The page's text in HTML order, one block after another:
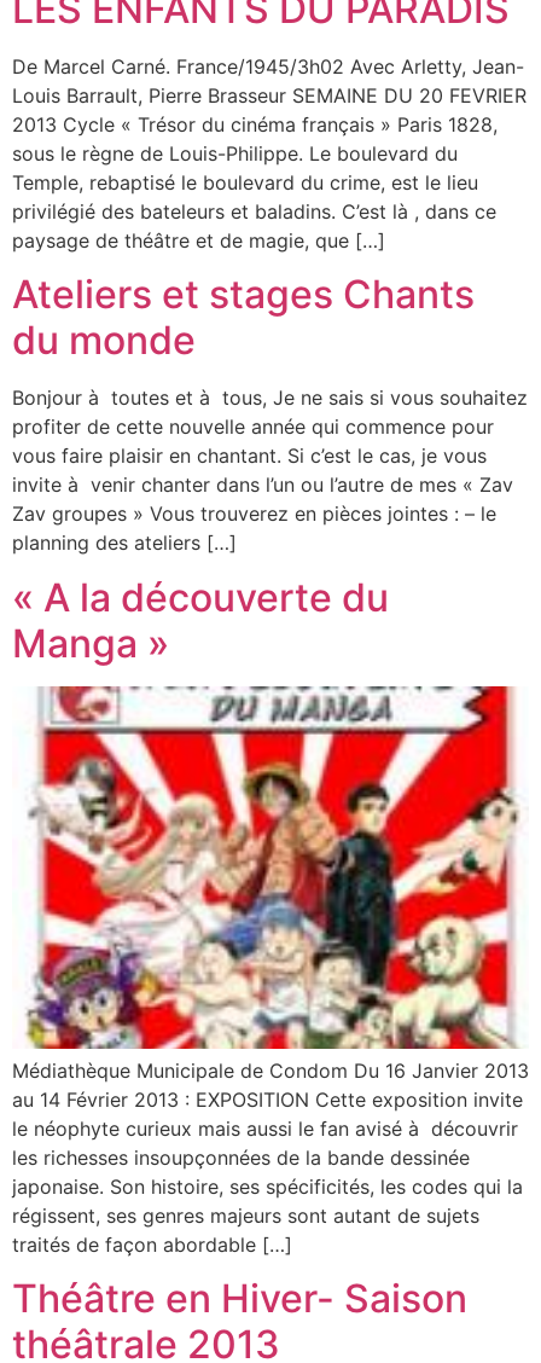
De Marcel Carné. France/1945/3h02 Avec Arletty, Jean-
Louis Barrault, Pierre Brasseur SEMAINE DU 20 FEVRIER
2013 Cycle « Trésor du cinéma français » Paris 1828,
sous le règne de Louis-Philippe. Le boulevard du
Temple, rebaptisé le boulevard du crime, est le lieu
privilégié des bateleurs et baladins. C’est là , dans ce
paysage de théâtre et de magie, que […]
Ateliers et stages Chants
du monde
Bonjour à toutes et à tous, Je ne sais si vous souhaitez
profiter de cette nouvelle année qui commence pour
vous faire plaisir en chantant. Si c’est le cas, je vous
invite à venir chanter dans l’un ou l’autre de mes « Zav
Zav groupes » Vous trouverez en pièces jointes : – le
planning des ateliers […]
« A la découverte du
Manga »
Médiathèque Municipale de Condom Du 16 Janvier 2013
au 14 Février 2013 : EXPOSITION Cette exposition invite
le néophyte curieux mais aussi le fan avisé à découvrir
les richesses insoupçonnées de la bande dessinée
japonaise. Son histoire, ses spécificités, les codes qui la
régissent, ses genres majeurs sont autant de sujets
traités de façon abordable […]
Théâtre en Hiver- Saison
théâtrale 2013